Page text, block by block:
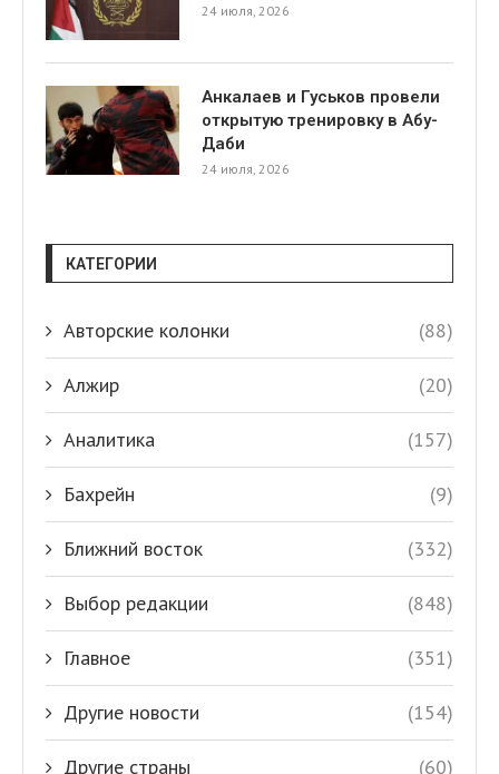
24 июля, 2026
Анкалаев и Гуськов провели
открытую тренировку в Абу-
Даби
24 июля, 2026
КАТЕГОРИИ
Авторские колонки (88)
Алжир (20)
Аналитика (157)
Бахрейн (9)
Ближний восток (332)
Выбор редакции (848)
Главное (351)
Другие новости (154)
Другие страны (60)